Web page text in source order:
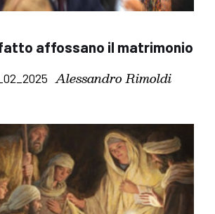
affossano il matrimonio
Alessandro Rimoldi